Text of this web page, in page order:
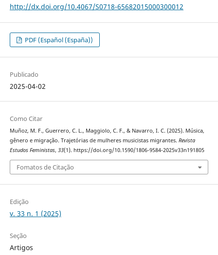
http://dx.doi.org/10.4067/S0718-65682015000300012
PDF (Español (España))
Publicado
2025-04-02
Como Citar
Muñoz, M. F., Guerrero, C. L., Maggiolo, C. F., & Navarro, I. C. (2025). Música,
gênero e migração. Trajetórias de mulheres musicistas migrantes. Revista
Estudos Feministas, 33(1). https://doi.org/10.1590/1806-9584-2025v33n191805
Fomatos de Citação
Edição
v. 33 n. 1 (2025)
Seção
Artigos